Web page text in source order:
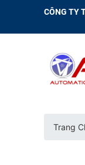
CÔNG TY
Trang